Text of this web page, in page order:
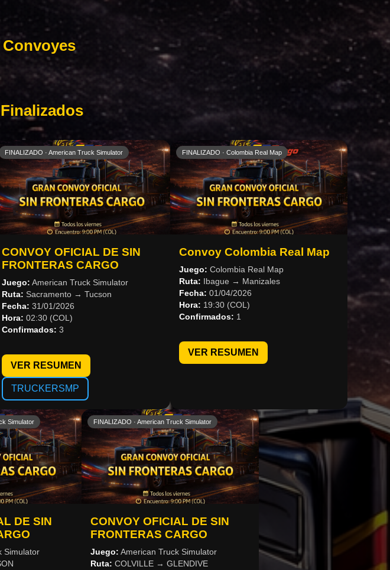
FINALIZADO · American Truck Simulator
CONVOY OFICIAL DE SIN
FRONTERAS CARGO
Juego: American Truck Simulator
Ruta: Sacramento → Tucson
Fecha: 31/01/2026
Hora: 02:30 (COL)
Confirmados: 3
VER RESUMEN
TRUCKERSMP
FINALIZADO · Colombia Real Map
Convoy Colombia Real Map
Juego: Colombia Real Map
Ruta: Ibague → Manizales
Fecha: 01/04/2026
Hora: 19:30 (COL)
Confirmados: 1
VER RESUMEN
Simulator
DE SIN
Simulator
FINALIZADO · American Truck Simulator
CONVOY OFICIAL DE SIN
FRONTERAS CARGO
Juego: American Truck Simulator
Ruta: COLVILLE → GLENDIVE